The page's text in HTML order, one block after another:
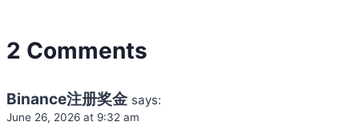
2 Comments
Binance注册奖金 says:
June 26, 2026 at 9:32 am